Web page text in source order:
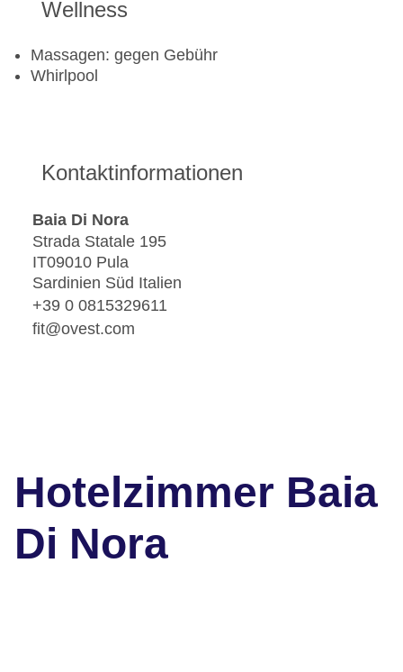
Golf
Golfplatz
Tennisplatz
Wellness
Massagen: gegen Gebühr
Whirlpool
Kontaktinformationen
Baia Di Nora
Strada Statale 195
IT09010 Pula
Sardinien Süd Italien
+39 0 0815329611
fit@ovest.com
Hotelzimmer Baia
Di Nora